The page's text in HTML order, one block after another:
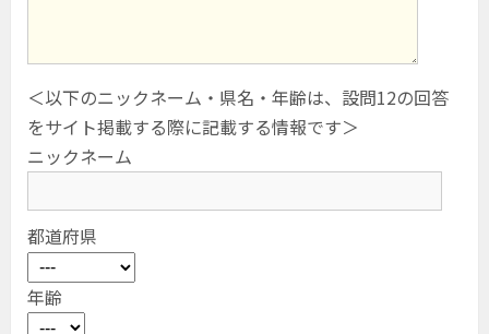
＜以下のニックネーム・県名・年齢は、設問12の回答
をサイト掲載する際に記載する情報です＞
ニックネーム
都道府県
年齢